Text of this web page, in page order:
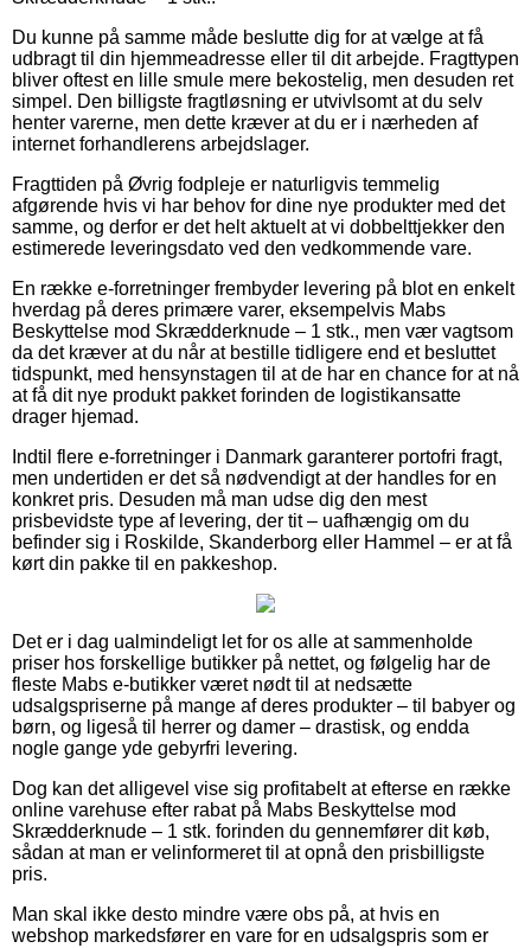
Du kunne på samme måde beslutte dig for at vælge at få
udbragt til din hjemmeadresse eller til dit arbejde. Fragttypen
bliver oftest en lille smule mere bekostelig, men desuden ret
simpel. Den billigste fragtløsning er utvivlsomt at du selv
henter varerne, men dette kræver at du er i nærheden af
internet forhandlerens arbejdslager.
Fragttiden på Øvrig fodpleje er naturligvis temmelig
afgørende hvis vi har behov for dine nye produkter med det
samme, og derfor er det helt aktuelt at vi dobbelttjekker den
estimerede leveringsdato ved den vedkommende vare.
En række e-forretninger frembyder levering på blot en enkelt
hverdag på deres primære varer, eksempelvis Mabs
Beskyttelse mod Skrædderknude – 1 stk., men vær vagtsom
da det kræver at du når at bestille tidligere end et besluttet
tidspunkt, med hensynstagen til at de har en chance for at nå
at få dit nye produkt pakket forinden de logistikansatte
drager hjemad.
Indtil flere e-forretninger i Danmark garanterer portofri fragt,
men undertiden er det så nødvendigt at der handles for en
konkret pris. Desuden må man udse dig den mest
prisbevidste type af levering, der tit – uafhængig om du
befinder sig i Roskilde, Skanderborg eller Hammel – er at få
kørt din pakke til en pakkeshop.
Det er i dag ualmindeligt let for os alle at sammenholde
priser hos forskellige butikker på nettet, og følgelig har de
fleste Mabs e-butikker været nødt til at nedsætte
udsalgspriserne på mange af deres produkter – til babyer og
børn, og ligeså til herrer og damer – drastisk, og endda
nogle gange yde gebyrfri levering.
Dog kan det alligevel vise sig profitabelt at efterse en række
online varehuse efter rabat på Mabs Beskyttelse mod
Skrædderknude – 1 stk. forinden du gennemfører dit køb,
sådan at man er velinformeret til at opnå den prisbilligste
pris.
Man skal ikke desto mindre være obs på, at hvis en
webshop markedsfører en vare for en udsalgspris som er